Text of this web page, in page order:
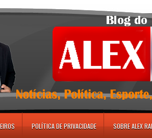
POLÍTICA DE PRIVACIDADE SOBRE ALEX